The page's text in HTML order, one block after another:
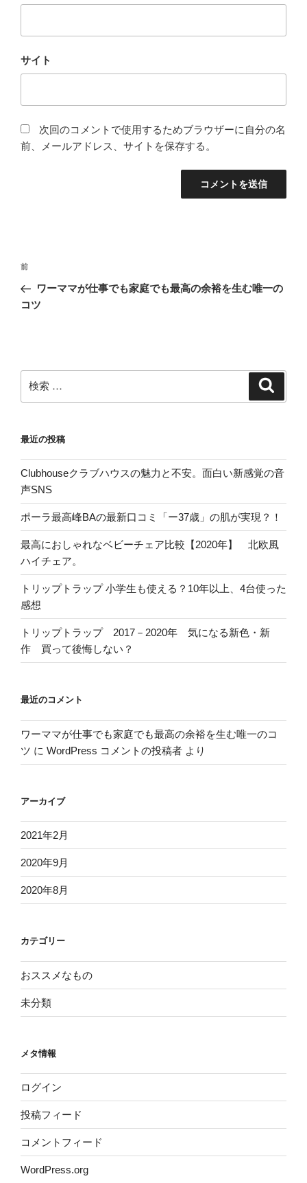
サイト
次回のコメントで使用するためブラウザーに自分の名
前、メールアドレス、サイトを保存する。
投
ナ
シ
ョ
過
去
の
前
ワーママが仕事でも家庭でも最高の余裕を生む唯一の
コツ
検
索:
最近の投稿
Clubhouseクラブハウスの魅力と不安。面白い新感覚の音
声SNS
ポーラ最高峰BAの最新口コミ「ー37歳」の肌が実現？！
最高におしゃれなベビーチェア比較【2020年】 北欧風
ハイチェア。
トリップトラップ 小学生も使える？10年以上、4台使った
感想
トリップトラップ 2017－2020年 気になる新色・新
作 買って後悔しない？
最近のコメント
ワーママが仕事でも家庭でも最高の余裕を生む唯一のコ
ツ に WordPress コメントの投稿者 より
アーカイブ
2021年2月
2020年9月
2020年8月
カテゴリー
おススメなもの
未分類
メタ情報
ログイン
投稿フィード
コメントフィード
WordPress.org